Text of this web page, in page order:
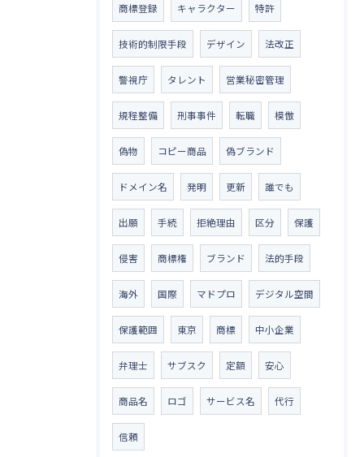
商標登録 キャラクター 特許
技術的制限手段 デザイン 法改正
警視庁 タレント 営業秘密管理
規程整備 刑事事件 転職 模倣
偽物 コピー商品 偽ブランド
ドメイン名 発明 更新 誰でも
出願 手続 拒絶理由 区分 保護
侵害 商標権 ブランド 法的手段
海外 国際 マドプロ デジタル空間
保護範囲 東京 商標 中小企業
弁理士 サブスク 定額 安心
商品名 ロゴ サービス名 代行
信頼